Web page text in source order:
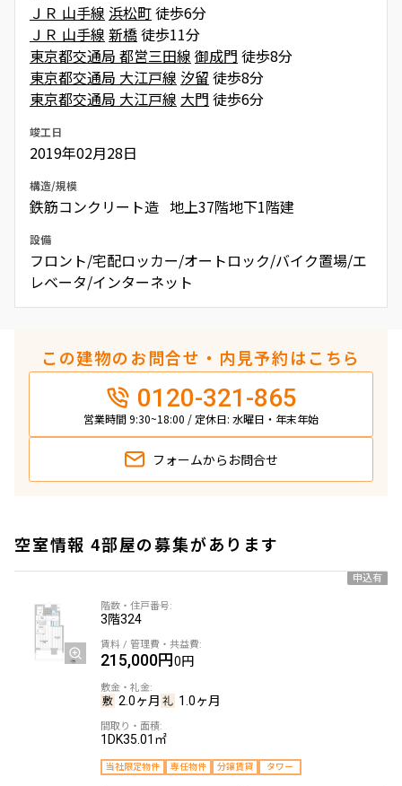
ＪＲ 山手線 浜松町徒歩6分
ＪＲ 山手線 新橋徒歩11分
東京都交通局 都営三田線 御成門 徒歩8分
東京都交通局 大江戸線 汐留 徒歩8分
東京都交通局 大江戸線 大門 徒歩6分
竣工日
2019年02月28日
構造/規模
鉄筋コンクリート造 地上37階地下1階建
設備
フロント/宅配ロッカー/オートロック/バイク置場/エ
レベータ/インターネット
この建物のお問合せ・内見予約はこちら
0120-321-865
営業時間 9:30~18:00 / 定休日: 水曜日・年末年始
フォームから お問合せ
空室情報 4部屋の募集があります
申込有
3階324
215,000円0円
2.0ヶ月 1.0ヶ月
1DK35.01㎡
当社限定物件 専任物件 分譲賃貸 タワー